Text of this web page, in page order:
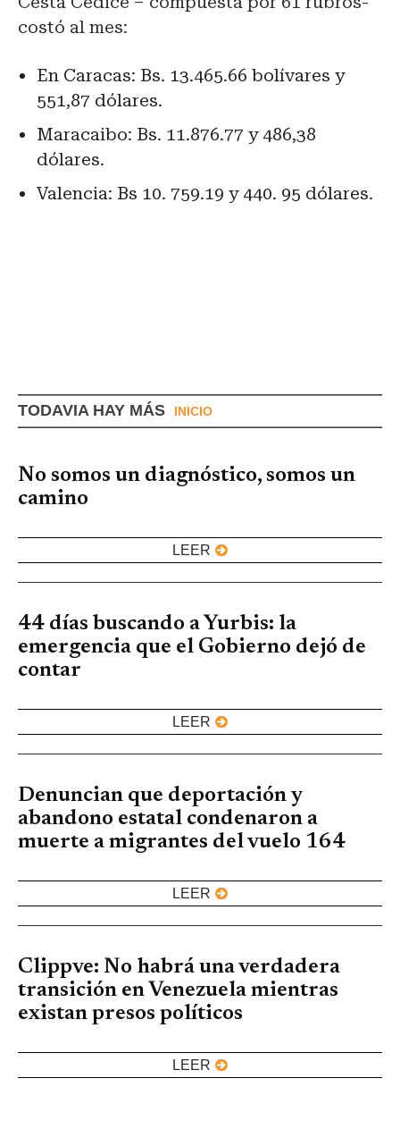
costó al mes:
En Caracas: Bs. 13.465.66 bolívares y
551,87 dólares.
Maracaibo: Bs. 11.876.77 y 486,38
dólares.
Valencia: Bs 10. 759.19 y 440. 95 dólares.
TODAVIA HAY MÁS INICIO
No somos un diagnóstico, somos un
camino
LEER
44 días buscando a Yurbis: la
emergencia que el Gobierno dejó de
contar
LEER
Denuncian que deportación y
abandono estatal condenaron a
muerte a migrantes del vuelo 164
LEER
Clippve: No habrá una verdadera
transición en Venezuela mientras
existan presos políticos
LEER